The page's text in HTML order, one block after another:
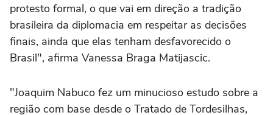
protesto formal, o que vai em direção a tradição
brasileira da diplomacia em respeitar as decisões
finais, ainda que elas tenham desfavorecido o
Brasil", afirma Vanessa Braga Matijascic.
"Joaquim Nabuco fez um minucioso estudo sobre a
região com base desde o Tratado de Tordesilhas,